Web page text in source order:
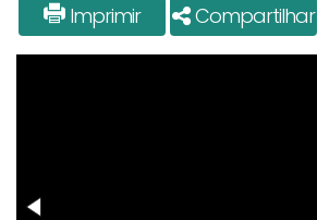
Imprimir
Compartilhar